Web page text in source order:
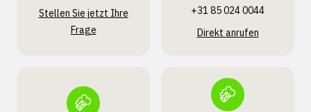
Stellen Sie jetzt Ihre
Frage
+31 85 024 0044
Direkt anrufen